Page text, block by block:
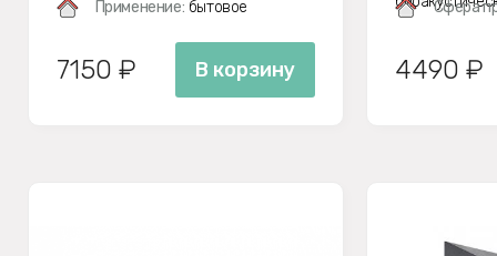
Применение: бытовое
7150 ₽ В корзину
Сфера
4490 ₽